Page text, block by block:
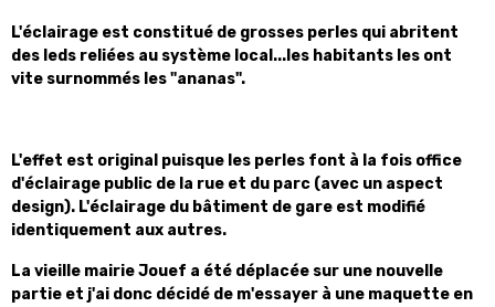
L'éclairage est constitué de grosses perles qui abritent
des leds reliées au système local...les habitants les ont
vite surnommés les "ananas".
L'effet est original puisque les perles font à la fois office
d'éclairage public de la rue et du parc (avec un aspect
design). L'éclairage du bâtiment de gare est modifié
identiquement aux autres.
La vieille mairie Jouef a été déplacée sur une nouvelle
partie et j'ai donc décidé de m'essayer à une maquette en